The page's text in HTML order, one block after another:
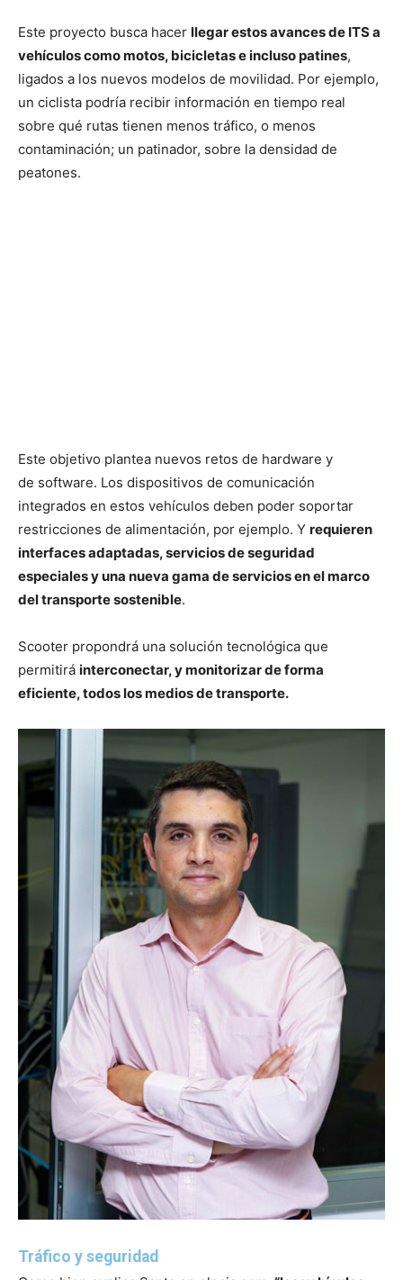
Este proyecto busca hacer llegar estos avances de ITS a
vehículos como motos, bicicletas e incluso patines,
ligados a los nuevos modelos de movilidad. Por ejemplo,
un ciclista podría recibir información en tiempo real
sobre qué rutas tienen menos tráfico, o menos
contaminación; un patinador, sobre la densidad de
peatones.
Este objetivo plantea nuevos retos de hardware y
de software. Los dispositivos de comunicación
integrados en estos vehículos deben poder soportar
restricciones de alimentación, por ejemplo. Y requieren
interfaces adaptadas, servicios de seguridad
especiales y una nueva gama de servicios en el marco
del transporte sostenible.
Scooter propondrá una solución tecnológica que
permitirá interconectar, y monitorizar de forma
eficiente, todos los medios de transporte.
Tráfico y seguridad